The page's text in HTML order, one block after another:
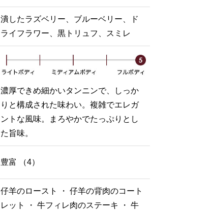
潰したラズベリー、ブルーベリー、ド
ライフラワー、黒トリュフ、スミレ
濃厚できめ細かいタンニンで、しっか
りと構成された味わい。複雑でエレガ
ントな風味。まろやかでたっぷりとし
た旨味。
豊富 （4）
仔羊のロースト ・ 仔羊の背肉のコート
レット ・ 牛フィレ肉のステーキ ・ 牛